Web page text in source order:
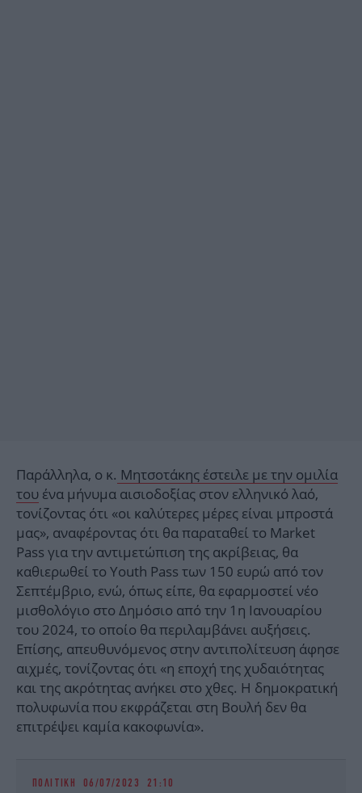
Παράλληλα, ο κ. Μητσοτάκης έστειλε με την ομιλία
του ένα μήνυμα αισιοδοξίας στον ελληνικό λαό,
τονίζοντας ότι «οι καλύτερες μέρες είναι μπροστά
μας», αναφέροντας ότι θα παραταθεί το Market
Pass για την αντιμετώπιση της ακρίβειας, θα
καθιερωθεί το Youth Pass των 150 ευρώ από τον
Σεπτέμβριο, ενώ, όπως είπε, θα εφαρμοστεί νέο
μισθολόγιο στο Δημόσιο από την 1η Ιανουαρίου
του 2024, το οποίο θα περιλαμβάνει αυξήσεις.
Επίσης, απευθυνόμενος στην αντιπολίτευση άφησε
αιχμές, τονίζοντας ότι «η εποχή της χυδαιότητας
και της ακρότητας ανήκει στο χθες. Η δημοκρατική
πολυφωνία που εκφράζεται στη Βουλή δεν θα
επιτρέψει καμία κακοφωνία».
ΠΟΛΙΤΙΚΗ 06/07/2023 21:10